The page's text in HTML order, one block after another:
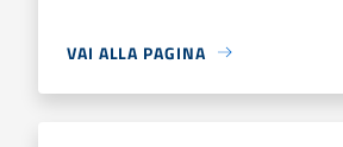
VAI ALLA PAGINA